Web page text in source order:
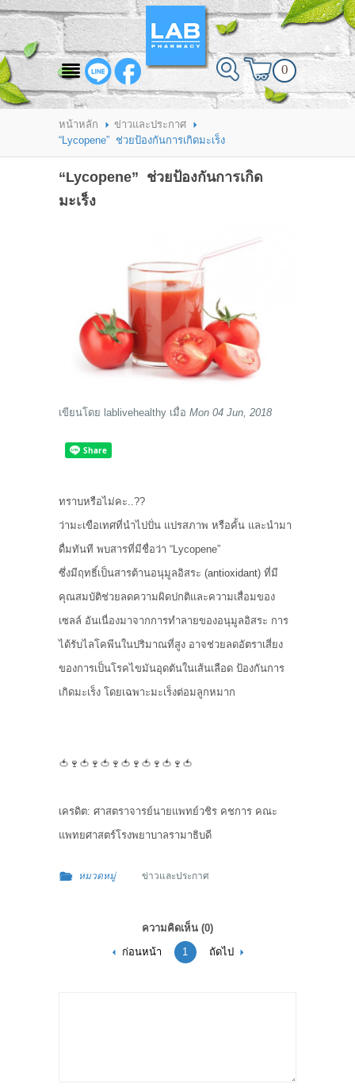
สินค้าที่สนใจ
HOME
ABOUT LAB PHARMACY
PRODUCT
BRANDS
0
หน้าหลัก
ข่าวและประกาศ
“Lycopene” ช่วยป้องกันการเกิดมะเร็ง
“Lycopene” ช่วยป้องกันการเกิด
มะเร็ง
เขียนโดย lablivehealthy เมื่อ Mon 04 Jun, 2018
ทราบหรือไม่คะ..??
ว่ามะเขือเทศที่นำไปปั่น แปรสภาพ หรือคั้น และนำมา
ดื่มทันที พบสารที่มีชื่อว่า “Lycopene”
ซึ่งมีฤทธิ์เป็นสารต้านอนุมูลอิสระ (antioxidant) ที่มี
คุณสมบัติช่วยลดความผิดปกติและความเสื่อมของ
เซลล์ อันเนื่องมาจากการทำลายของอนุมูลอิสระ การ
ได้รับไลโคพีนในปริมาณที่สูง อาจช่วยลดอัตราเสี่ยง
ของการเป็นโรคไขมันอุดตันในเส้นเลือด ป้องกันการ
เกิดมะเร็ง โดยเฉพาะมะเร็งต่อมลูกหมาก
🍅 🍷 🍅 🍷 🍅 🍷 🍅 🍷 🍅 🍷 🍅 🍷 🍅
เครดิต: ศาสตราจารย์นายแพทย์วชิร คชการ คณะ
แพทยศาสตร์โรงพยาบาลรามาธิบดี
หมวดหมู่ ข่าวและประกาศ
ความคิดเห็น (0)
ก่อนหน้า
1 ถัดไป